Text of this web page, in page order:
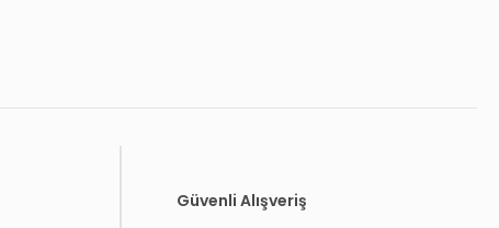
Güvenli Alışveriş